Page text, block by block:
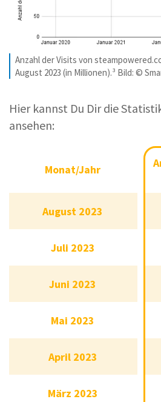
Anzahl der Visits von
August 2023 (in Millionen).³ Bild: ©
Hier kannst Du Dir die
ansehen:
Monat/Jahr
August 2023
Juli 2023
Juni 2023
Mai 2023
April 2023
März 2023
Monat/Jahr
August 2023
Juli 2023
Juni 2023
Mai 2023
April 2023
März 2023